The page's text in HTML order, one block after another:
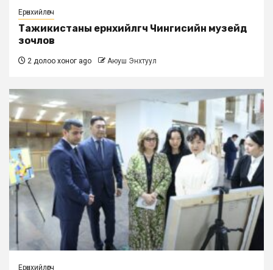
Ерөнхийлөгч
Тажикистаны ерөнхийлөгч Чингисийн музейд
зочлов
2 долоо хоног ago Аюуш Энхтуул
Ерөнхийлөгч